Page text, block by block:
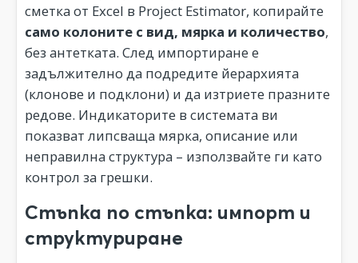
сметка от Excel в Project Estimator, копирайте
само колоните с вид, мярка и количество,
без антетката. След импортиране е
задължително да подредите йерархията
(клонове и подклони) и да изтриете празните
редове. Индикаторите в системата ви
показват липсваща мярка, описание или
неправилна структура – използвайте ги като
контрол за грешки.
Стъпка по стъпка: импорт и
структуриране